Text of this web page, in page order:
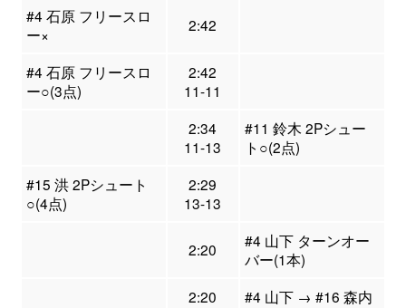
#4 石原 フリースロ
ー×
2:42
#4 石原 フリースロ
ー○(3点)
2:42
11-11
2:34
11-13
#11 鈴木 2Pシュー
ト○(2点)
#15 洪 2Pシュート
○(4点)
2:29
13-13
2:20
#4 山下 ターンオー
バー(1本)
2:20
#4 山下 → #16 森内